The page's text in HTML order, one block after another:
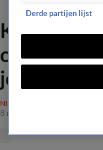
Kijkers
onder de
je hart
NIEUWS
8 nov 2023, 22:47
Derde partijen lijst